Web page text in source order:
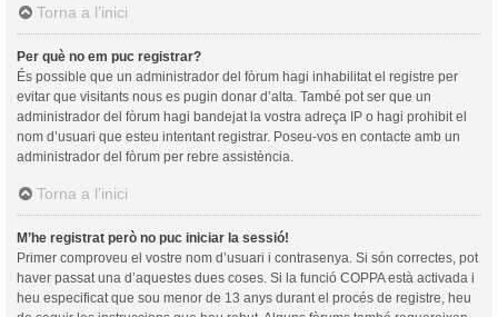
Torna a l’inici
Per què no em puc registrar?
És possible que un administrador del fòrum hagi inhabilitat el registre per
evitar que visitants nous es pugin donar d’alta. També pot ser que un
administrador del fòrum hagi bandejat la vostra adreça IP o hagi prohibit el
nom d’usuari que esteu intentant registrar. Poseu-vos en contacte amb un
administrador del fòrum per rebre assistència.
Torna a l’inici
M’he registrat però no puc iniciar la sessió!
Primer comproveu el vostre nom d’usuari i contrasenya. Si són correctes, pot
haver passat una d’aquestes dues coses. Si la funció COPPA està activada i
heu especificat que sou menor de 13 anys durant el procés de registre, heu